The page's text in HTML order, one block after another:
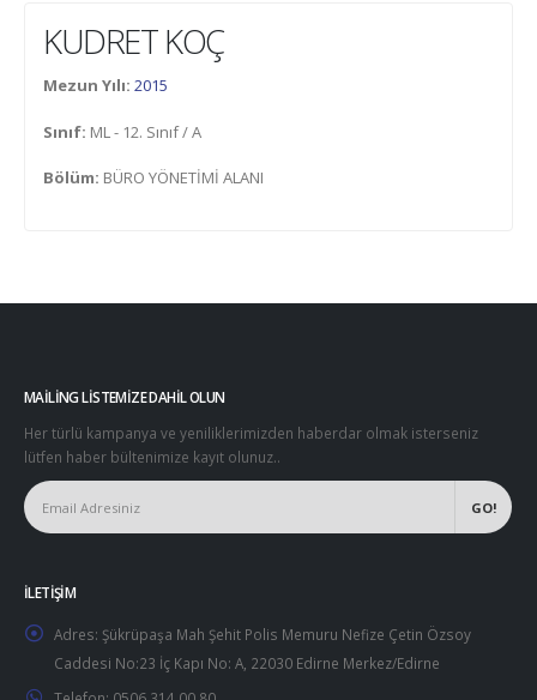
KUDRET KOÇ
Mezun Yılı: 2015
Sınıf: ML - 12. Sınıf / A
Bölüm: BÜRO YÖNETİMİ ALANI
MAILING LISTEMIZE DAHIL OLUN
Her türlü kampanya ve yeniliklerimizden haberdar olmak isterseniz
lütfen haber bültenimize kayıt olunuz..
İLETIŞIM
Adres: Şükrüpaşa Mah Şehit Polis Memuru Nefize Çetin Özsoy
Caddesi No:23 İç Kapı No: A, 22030 Edirne Merkez/Edirne